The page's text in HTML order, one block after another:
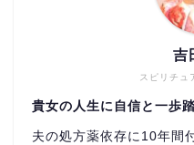
スピリチュ
吉
貴女の人生に自信と一歩
夫の処方薬依存に10年間